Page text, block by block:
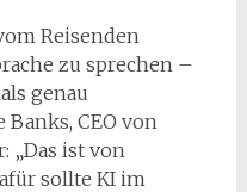
Reisenden
zu sprechen –
genau
CEO von
„Das ist von
sollte KI im